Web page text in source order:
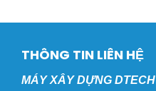
THÔNG TIN LIÊN HỆ
MÁY XÂY DỰNG DTECH